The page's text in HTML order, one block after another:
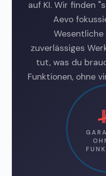
auf KI. Wir finden
Aevo
Wesentliche
zuverlässiges
tut, was du
Funktionen, ohne